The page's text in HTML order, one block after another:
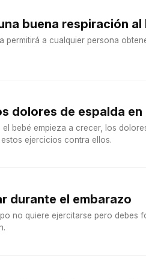
buena respiración
permitirá a cualquier persona
dolores de espalda en
bebé empieza a crecer, los
ejercicios contra ellos.
durante el embarazo
no quiere ejercitarse pero debes